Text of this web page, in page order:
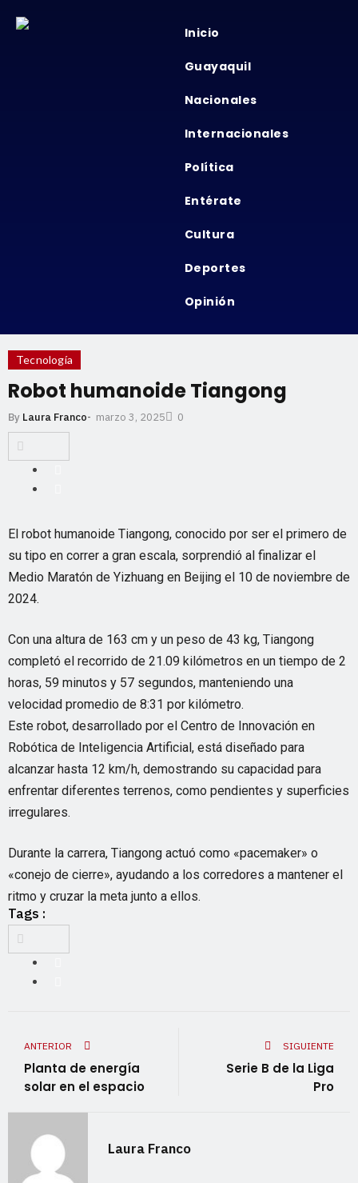
Inicio
Guayaquil
Nacionales
Internacionales
Política
Entérate
Cultura
Deportes
Opinión
Tecnología
Robot humanoide Tiangong
By Laura Franco- marzo 3, 2025 0
El robot humanoide Tiangong, conocido por ser el primero de
su tipo en correr a gran escala, sorprendió al finalizar el
Medio Maratón de Yizhuang en Beijing el 10 de noviembre de
2024.
Con una altura de 163 cm y un peso de 43 kg, Tiangong
completó el recorrido de 21.09 kilómetros en un tiempo de 2
horas, 59 minutos y 57 segundos, manteniendo una
velocidad promedio de 8:31 por kilómetro.
Este robot, desarrollado por el Centro de Innovación en
Robótica de Inteligencia Artificial, está diseñado para
alcanzar hasta 12 km/h, demostrando su capacidad para
enfrentar diferentes terrenos, como pendientes y superficies
irregulares.
Durante la carrera, Tiangong actuó como «pacemaker» o
«conejo de cierre», ayudando a los corredores a mantener el
ritmo y cruzar la meta junto a ellos.
Tags :
ANTERIOR
Planta de energía
solar en el espacio
SIGUIENTE
Serie B de la Liga
Pro
Laura Franco